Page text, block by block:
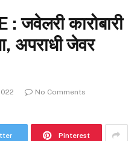
जवेलरी कारोबारी
अपराधी जेवर
No Comments
Pinterest